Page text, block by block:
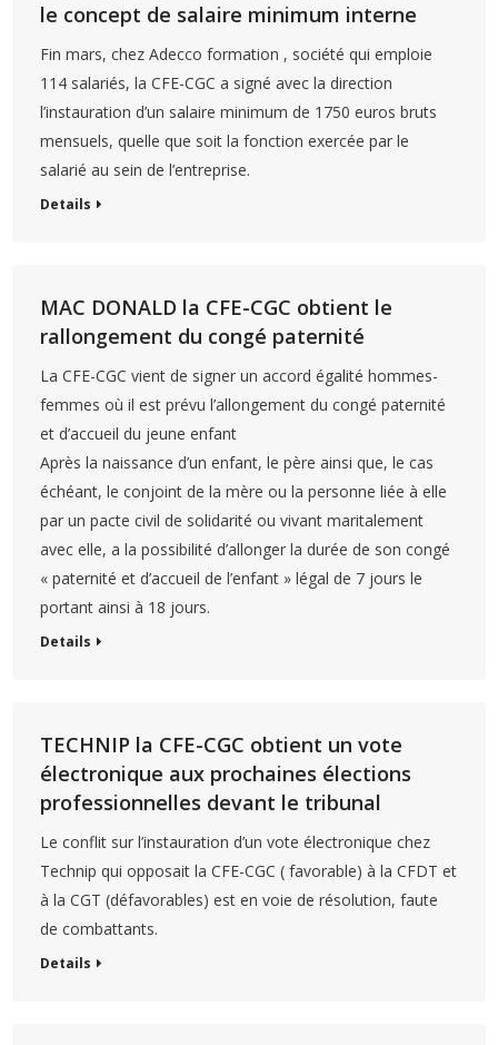
le concept de salaire minimum interne
Fin mars, chez Adecco formation , société qui emploie
114 salariés, la CFE-CGC a signé avec la direction
l’instauration d’un salaire minimum de 1750 euros bruts
mensuels, quelle que soit la fonction exercée par le
salarié au sein de l’entreprise.
Details
MAC DONALD la CFE-CGC obtient le
rallongement du congé paternité
La CFE-CGC vient de signer un accord égalité hommes-
femmes où il est prévu l’allongement du congé paternité
et d’accueil du jeune enfant
Après la naissance d’un enfant, le père ainsi que, le cas
échéant, le conjoint de la mère ou la personne liée à elle
par un pacte civil de solidarité ou vivant maritalement
avec elle, a la possibilité d’allonger la durée de son congé
« paternité et d’accueil de l’enfant » légal de 7 jours le
portant ainsi à 18 jours.
Details
TECHNIP la CFE-CGC obtient un vote
électronique aux prochaines élections
professionnelles devant le tribunal
Le conflit sur l’instauration d’un vote électronique chez
Technip qui opposait la CFE-CGC ( favorable) à la CFDT et
à la CGT (défavorables) est en voie de résolution, faute
de combattants.
Details